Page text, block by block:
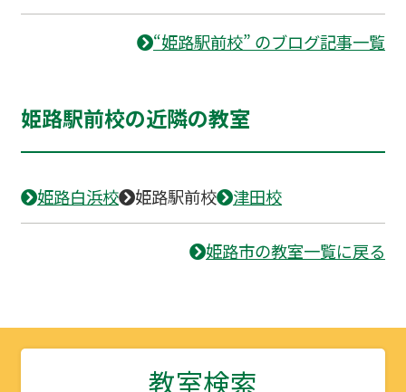
“姫路駅前校” のブログ記事一覧
姫路駅前校の近隣の教室
姫路白浜校 姫路駅前校 津田校
姫路市の教室一覧に戻る
教室検索